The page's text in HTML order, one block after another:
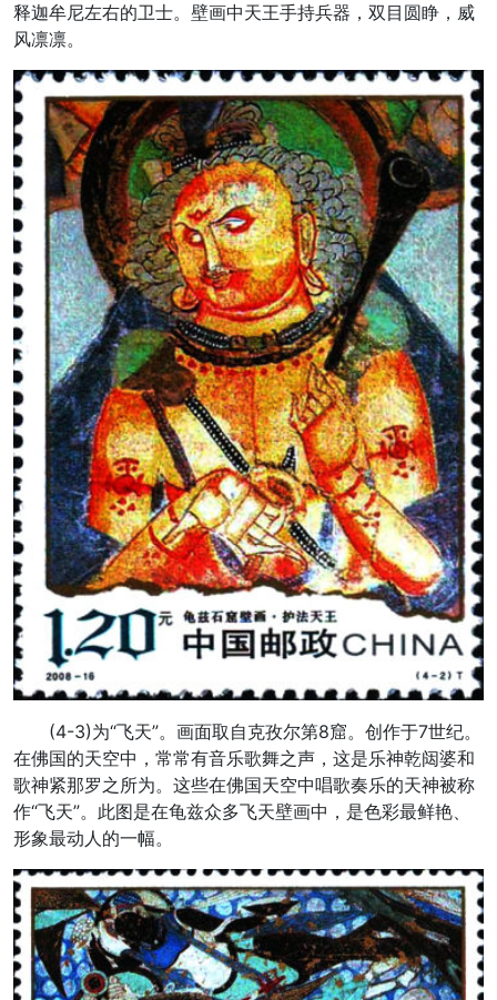
释迦牟尼左右的卫士。壁画中天王手持兵器，双目圆睁，威
风凛凛。
(4-3)为“飞天”。画面取自克孜尔第8窟。创作于7世纪。
在佛国的天空中，常常有音乐歌舞之声，这是乐神乾闼婆和
歌神紧那罗之所为。这些在佛国天空中唱歌奏乐的天神被称
作“飞天”。此图是在龟兹众多飞天壁画中，是色彩最鲜艳、
形象最动人的一幅。